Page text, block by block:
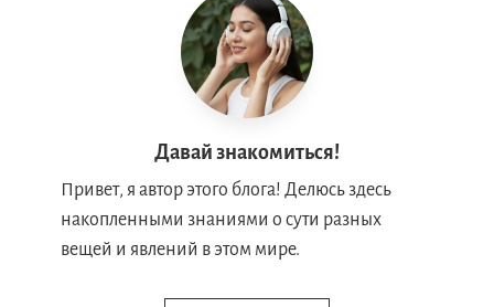
Давай знакомиться!
Привет, я автор этого блога! Делюсь здесь
накопленными знаниями о сути разных
вещей и явлений в этом мире.